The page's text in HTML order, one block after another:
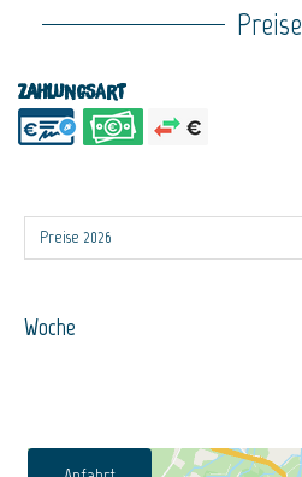
Preise
Zahlungsart
Woche